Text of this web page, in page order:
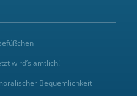
wird’s amtlich!
Bequemlichkeit